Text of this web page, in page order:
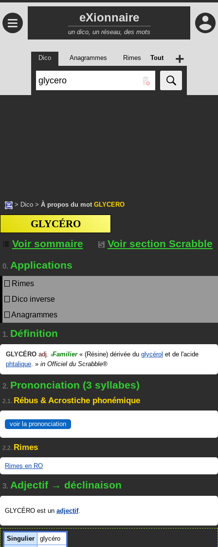
≡ eXionnaire
un dico, un réseau, des mots
Dico Anagrammes Rimes Tout +
> Dico > À propos du mot GLYCERO
GLYCÉRO
Voir sommaire
Voir section Scrabble
0. Applications
Rimes
Dico inverse
Anagrammes
1. Définition
GLYCÉRO adj. #Familier « (Résine) dérivée du glycérol et de l'acide
phtalique. » in Officiel du Scrabble®
2. Prononciation (3 syllabes)
2.1. Rébus & Acrostiche phonémique
voir la prononciation
2.2. Rimes
Rimes en RO
3. Adjectif → déclinaison
GLYCÉRO est un adjectif.
Singulier
glycéro